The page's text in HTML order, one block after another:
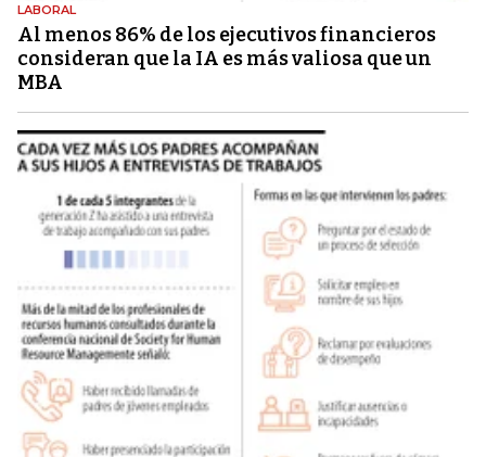
LABORAL
Al menos 86% de los ejecutivos financieros
consideran que la IA es más valiosa que un
MBA